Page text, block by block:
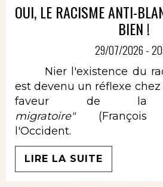
OUI, LE RACISME ANTI-
BIEN !
29/07/2026 -
Nier l'existence du
est devenu un réflexe
faveur de
migratoire"(François
l'Occident.
LIRE LA SUITE